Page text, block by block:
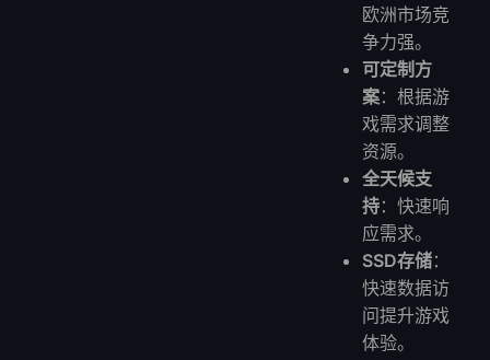
欧洲市场竞
争力强。
可定制方
案：根据游
戏需求调整
资源。
全天候支
持：快速响
应需求。
SSD存储：
快速数据访
问提升游戏
体验。